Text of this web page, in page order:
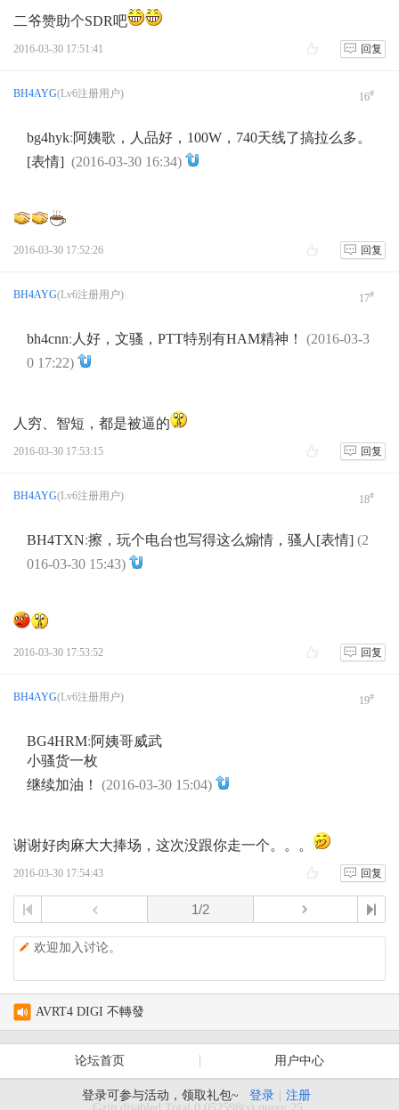
二爷赞助个SDR吧
2016-03-30 17:51:41 回复
BH4AYG(Lv6注册用户) 16#
bg4hyk:阿姨歌，人品好，100W，740天线了搞拉么多。
[表情] (2016-03-30 16:34)
2016-03-30 17:52:26 回复
BH4AYG(Lv6注册用户) 17#
bh4cnn: 人好，文骚，PTT特别有HAM精神！
(2016-03-3
0 17:22)
人穷、智短，都是被逼的
2016-03-30 17:53:15 回复
BH4AYG(Lv6注册用户) 18#
BH4TXN:擦，玩个电台也写得这么煽情，骚人[表情] (2
016-03-30 15:43)
2016-03-30 17:53:52 回复
BH4AYG(Lv6注册用户) 19#
BG4HRM:阿姨哥威武
小骚货一枚
继续加油！
(2016-03-30 15:04)
谢谢好肉麻大大捧场，这次没跟你走一个。。。
2016-03-30 17:54:43 回复
欢迎加入讨论。
AVRT4 DIGI 不轉發
AS-158海岛编号的诞生
论坛首页 用户中心
登录可参与活动，领取礼包~ 登录
注册